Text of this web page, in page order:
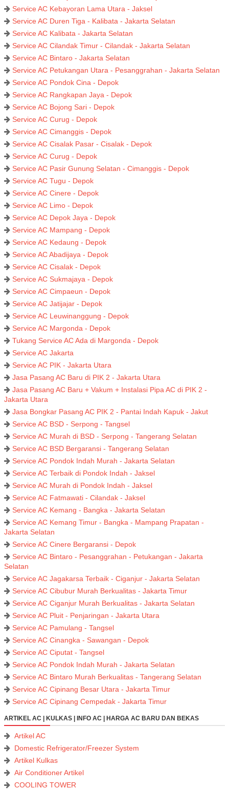
Service AC Kebayoran Lama Utara - Jaksel
Service AC Duren Tiga - Kalibata - Jakarta Selatan
Service AC Kalibata - Jakarta Selatan
Service AC Cilandak Timur - Cilandak - Jakarta Selatan
Service AC Bintaro - Jakarta Selatan
Service AC Petukangan Utara - Pesanggrahan - Jakarta Selatan
Service AC Pondok Cina - Depok
Service AC Rangkapan Jaya - Depok
Service AC Bojong Sari - Depok
Service AC Curug - Depok
Service AC Cimanggis - Depok
Service AC Cisalak Pasar - Cisalak - Depok
Service AC Curug - Depok
Service AC Pasir Gunung Selatan - Cimanggis - Depok
Service AC Tugu - Depok
Service AC Cinere - Depok
Service AC Limo - Depok
Service AC Depok Jaya - Depok
Service AC Mampang - Depok
Service AC Kedaung - Depok
Service AC Abadijaya - Depok
Service AC Cisalak - Depok
Service AC Sukmajaya - Depok
Service AC Cimpaeun - Depok
Service AC Jatijajar - Depok
Service AC Leuwinanggung - Depok
Service AC Margonda - Depok
Tukang Service AC Ada di Margonda - Depok
Service AC Jakarta
Service AC PIK - Jakarta Utara
Jasa Pasang AC Baru di PIK 2 - Jakarta Utara
Jasa Pasang AC Baru + Vakum + Instalasi Pipa AC di PIK 2 -
Jakarta Utara
Jasa Bongkar Pasang AC PIK 2 - Pantai Indah Kapuk - Jakut
Service AC BSD - Serpong - Tangsel
Service AC Murah di BSD - Serpong - Tangerang Selatan
Service AC BSD Bergaransi - Tangerang Selatan
Service AC Pondok Indah Murah - Jakarta Selatan
Service AC Terbaik di Pondok Indah - Jaksel
Service AC Murah di Pondok Indah - Jaksel
Service AC Fatmawati - Cilandak - Jaksel
Service AC Kemang - Bangka - Jakarta Selatan
Service AC Kemang Timur - Bangka - Mampang Prapatan -
Jakarta Selatan
Service AC Cinere Bergaransi - Depok
Service AC Bintaro - Pesanggrahan - Petukangan - Jakarta
Selatan
Service AC Jagakarsa Terbaik - Ciganjur - Jakarta Selatan
Service AC Cibubur Murah Berkualitas - Jakarta Timur
Service AC Ciganjur Murah Berkualitas - Jakarta Selatan
Service AC Pluit - Penjaringan - Jakarta Utara
Service AC Pamulang - Tangsel
Service AC Cinangka - Sawangan - Depok
Service AC Ciputat - Tangsel
Service AC Pondok Indah Murah - Jakarta Selatan
Service AC Bintaro Murah Berkualitas - Tangerang Selatan
Service AC Cipinang Besar Utara - Jakarta Timur
Service AC Cipinang Cempedak - Jakarta Timur
ARTIKEL AC | KULKAS | INFO AC | HARGA AC BARU DAN BEKAS
Artikel AC
Domestic Refrigerator/Freezer System
Artikel Kulkas
Air Conditioner Artikel
COOLING TOWER